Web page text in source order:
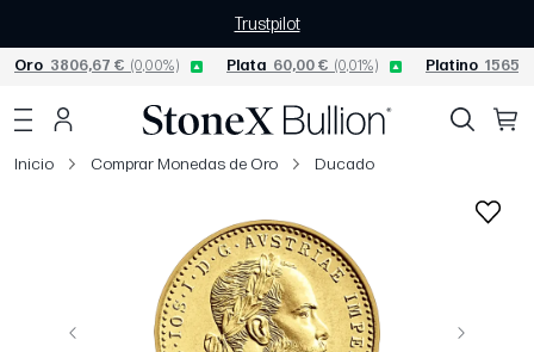
Trustpilot
Oro 3806,67 € (0,00%) Plata 60,00 € (0,01%) Platino
Inicio Comprar Monedas de Oro Ducado
Página anterior Siguiente